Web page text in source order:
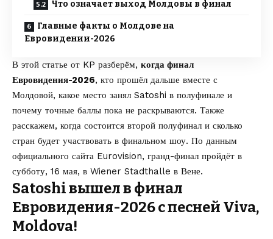
Что означает выход Молдовы в финал
Главные факты о Молдове на
Евровидении-2026
В этой статье от KP разберём, когда финал
Евровидения-2026, кто прошёл дальше вместе с
Молдовой, какое место занял Satoshi в полуфинале и
почему точные баллы пока не раскрываются. Также
расскажем, когда состоится второй полуфинал и сколько
стран будет участвовать в финальном шоу. По данным
официального сайта Eurovision, гранд-финал пройдёт в
субботу, 16 мая, в Wiener Stadthalle в Вене.
Satoshi вышел в финал
Евровидения-2026 с песней Viva,
Moldova!